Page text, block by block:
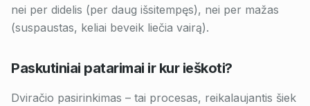
nei per didelis (per daug išsitempęs), nei per mažas
(suspaustas, keliai beveik liečia vairą).
Paskutiniai patarimai ir kur ieškoti?
Dviračio pasirinkimas – tai procesas, reikalaujantis šiek